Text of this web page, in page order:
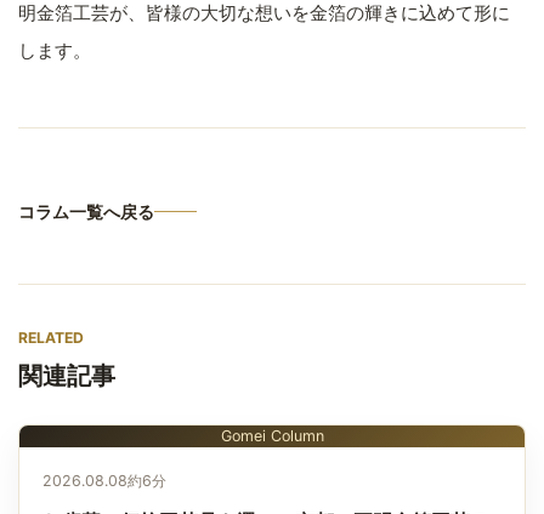
明金箔工芸が、皆様の大切な想いを金箔の輝きに込めて形に
します。
コラム一覧へ戻る
RELATED
関連記事
Gomei Column
2026.08.08約6分